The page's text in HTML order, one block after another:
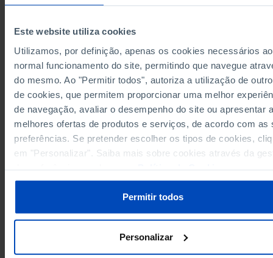
Este website utiliza cookies
Utilizamos, por definição, apenas os cookies necessários ao
normal funcionamento do site, permitindo que navegue
do mesmo. Ao "Permitir todos", autoriza a utilização de
de cookies, que permitem proporcionar uma melhor
de navegação, avaliar o desempenho do site ou apresentar
melhores ofertas de produtos e serviços, de acordo com as
preferências. Se pretender escolher os tipos de cookies,
em "Personalizar". Saiba mais sobre cookies através da
Permitir todos
Personalizar
2013
// //
2014
//
2015
// // // // //
2016
// // // // //
2017
// // // //
2018
// // // // //
2019
// // // // //
2022
// //
2024
Fontes/Entidades: II/MTSSS, PORDATA
Última actualização: 2026-06-02
RELACIONADOS
da Segurança Social: total e por sexo em Portugal